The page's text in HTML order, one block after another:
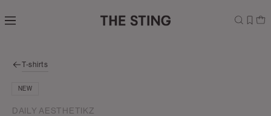
direct naar
zoekbalk
naar de
T-shirts
NEW
DAILY AESTHETIKZ